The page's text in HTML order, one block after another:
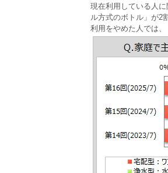
現在利用している人
ル方式のボトル」が2
利用をやめた人では